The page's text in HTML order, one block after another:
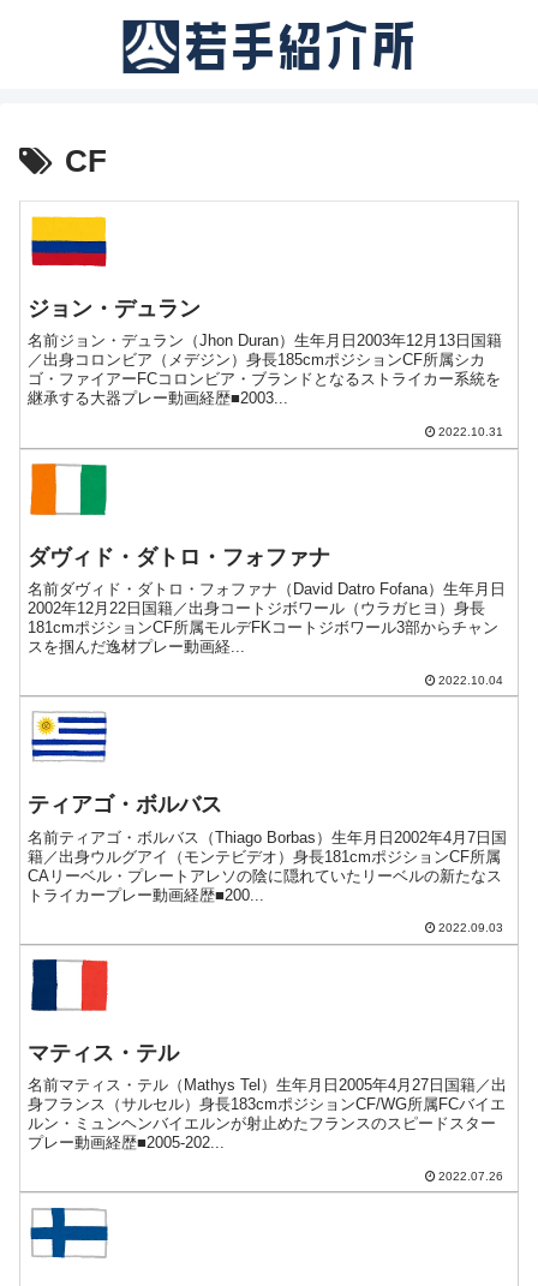
CF
ジョン・デュラン
名前ジョン・デュラン（Jhon Duran）生年月日2003年12月13日国籍
／出身コロンビア（メデジン）身長185cmポジションCF所属シカ
ゴ・ファイアーFCコロンビア・ブランドとなるストライカー系統を
継承する大器プレー動画経歴■2003...
2022.10.31
ダヴィド・ダトロ・フォファナ
名前ダヴィド・ダトロ・フォファナ（David Datro Fofana）生年月日
2002年12月22日国籍／出身コートジボワール（ウラガヒヨ）身長
181cmポジションCF所属モルデFKコートジボワール3部からチャン
スを掴んだ逸材プレー動画経...
2022.10.04
ティアゴ・ボルバス
名前ティアゴ・ボルバス（Thiago Borbas）生年月日2002年4月7日国
籍／出身ウルグアイ（モンテビデオ）身長181cmポジションCF所属
CAリーベル・プレートアレソの陰に隠れていたリーベルの新たなス
トライカープレー動画経歴■200...
2022.09.03
マティス・テル
名前マティス・テル（Mathys Tel）生年月日2005年4月27日国籍／出
身フランス（サルセル）身長183cmポジションCF/WG所属FCバイエ
ルン・ミュンヘンバイエルンが射止めたフランスのスピードスター
プレー動画経歴■2005-202...
2022.07.26